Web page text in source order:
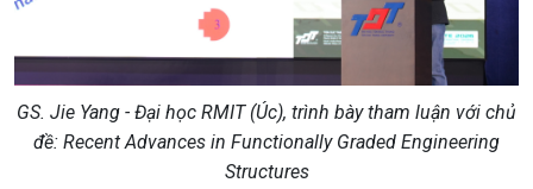
GS. Jie Yang - Đại học RMIT (Úc), trình bày tham luận với chủ
đề: Recent Advances in Functionally Graded Engineering
Structures